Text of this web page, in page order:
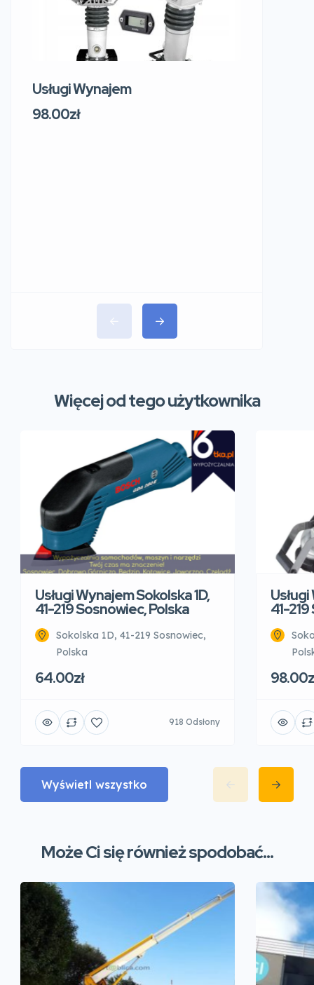
Usługi Wynajem
98.00zł
Więcej od tego użytkownika
Usługi Wynajem Sokolska 1D,
41-219 Sosnowiec, Polska
Sokolska 1D, 41-219 Sosnowiec,
Polska
64.00zł
918 Odsłony
41-
Wyświetl wszystko
Może Ci się również spodobać...